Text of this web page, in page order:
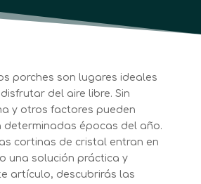
porches son lugares ideales
del aire libre. Sin
y otros factores pueden
determinadas épocas del año.
cortinas de cristal entran en
una solución práctica y
artículo, descubrirás las